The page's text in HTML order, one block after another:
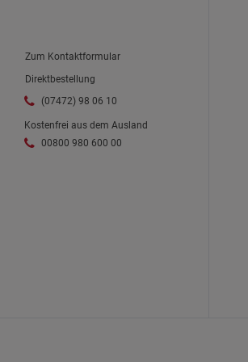
Zum Kontaktformular
Direktbestellung
(07472) 98 06 10
Kostenfrei aus dem Ausland
00800 980 600 00